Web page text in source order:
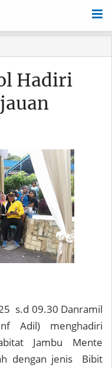
Hadiri
s.d 09.30 Danramil
Adil) menghadiri
Jambu Mente
dengan jenis Bibit